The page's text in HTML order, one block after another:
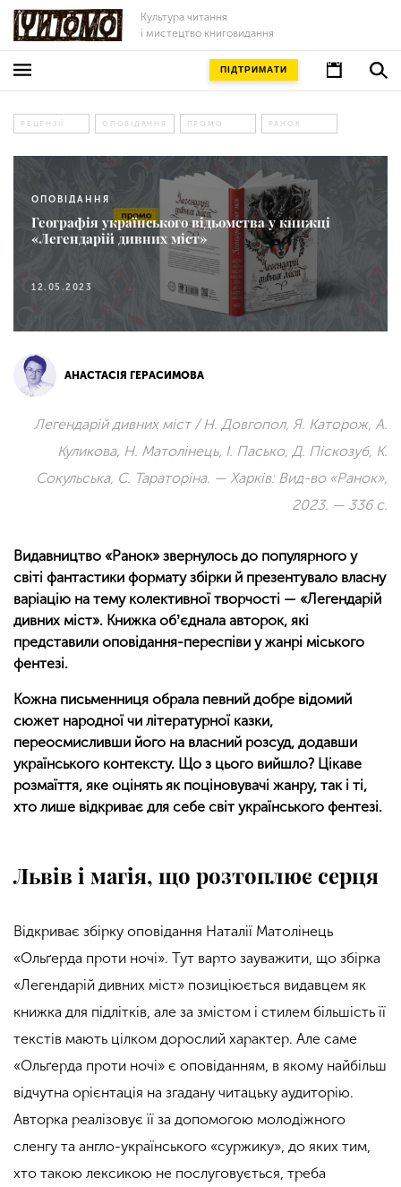
Культура читання
і мистецтво книговидання
ПІДТРИМАТИ
РЕЦЕНЗІЇ ОПОВІДАННЯ ПРОМО РАНОК
ОПОВІДАННЯ
Географія українського відьомства у книжці
«Легендарій дивних міст»
12.05.2023
АНАСТАСІЯ ГЕРАСИМОВА
Легендарій дивних міст / Н. Довгопол, Я. Каторож, А.
Куликова, Н. Матолінець, І. Пасько, Д. Піскозуб, К.
Сокульська, С. Тараторіна. — Харків: Вид-во «Ранок»,
2023. — 336 с.
Видавництво «Ранок» звернулось до популярного у
світі фантастики формату збірки й презентувало власну
варіацію на тему колективної творчості — «Легендарій
дивних міст». Книжка обʼєднала авторок, які
представили оповідання-переспіви у жанрі міського
фентезі.
Кожна письменниця обрала певний добре відомий
сюжет народної чи літературної казки,
переосмисливши його на власний розсуд, додавши
українського контексту. Що з цього вийшло? Цікаве
розмаїття, яке оцінять як поціновувачі жанру, так і ті,
хто лише відкриває для себе світ українського фентезі.
Львів і магія, що розтоплює серця
Відкриває збірку оповідання Наталії Матолінець
«Ольґерда проти ночі». Тут варто зауважити, що збірка
«Легендарій дивних міст» позиціюється видавцем як
книжка для підлітків, але за змістом і стилем більшість її
текстів мають цілком дорослий характер. Але саме
«Ольґерда проти ночі» є оповіданням, в якому найбільш
відчутна орієнтація на згадану читацьку аудиторію.
Авторка реалізовує її за допомогою молодіжного
сленгу та англо-українського «суржику», до яких тим,
хто такою лексикою не послуговується, треба